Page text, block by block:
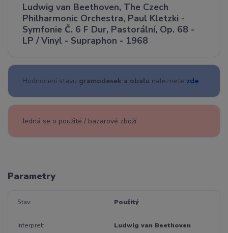
Ludwig van Beethoven, The Czech
Philharmonic Orchestra, Paul Kletzki -
Symfonie Č. 6 F Dur, Pastorální, Op. 68 -
LP / Vinyl - Supraphon - 1968
Hodnocení stavu gramodesek a obalu naleznete zde
Jedná se o použité / bazarové zboží
Parametry
Stav Použitý
Interpret Ludwig van Beethoven